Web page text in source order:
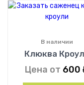
Клюква
В наличии
Цена от 600